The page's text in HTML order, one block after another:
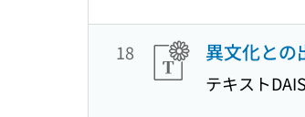
18 異文化との
テキスト